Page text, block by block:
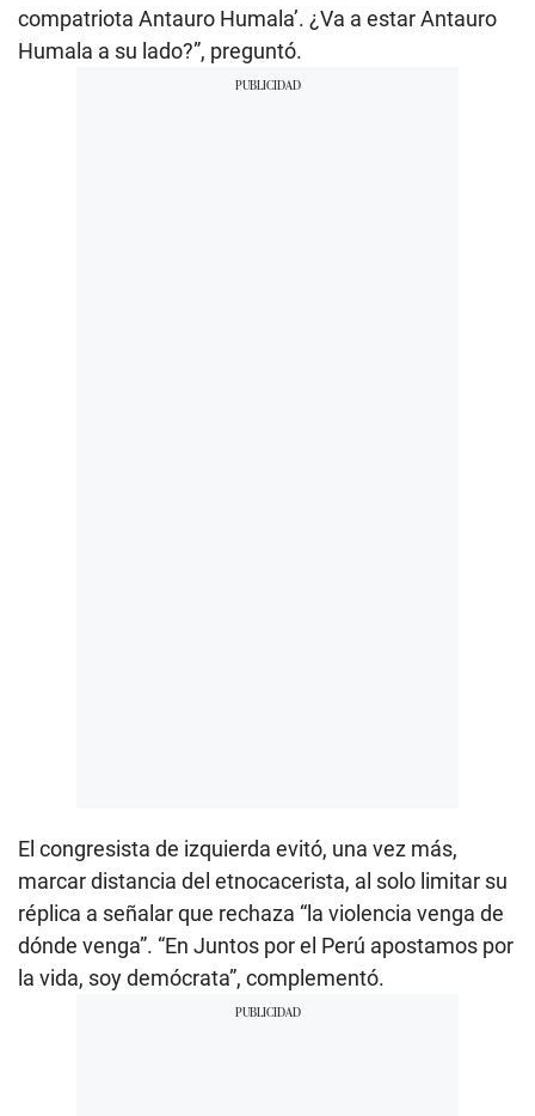
compatriota Antauro Humala’. ¿Va a estar Antauro
Humala a su lado?”, preguntó.
El congresista de izquierda evitó, una vez más,
marcar distancia del etnocacerista, al solo limitar su
réplica a señalar que rechaza “la violencia venga de
dónde venga”. “En Juntos por el Perú apostamos por
la vida, soy demócrata”, complementó.